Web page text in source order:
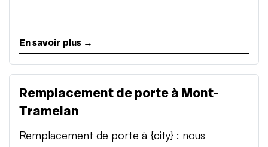
En savoir plus →
Remplacement de porte à Mont-
Tramelan
Remplacement de porte à {city} : nous